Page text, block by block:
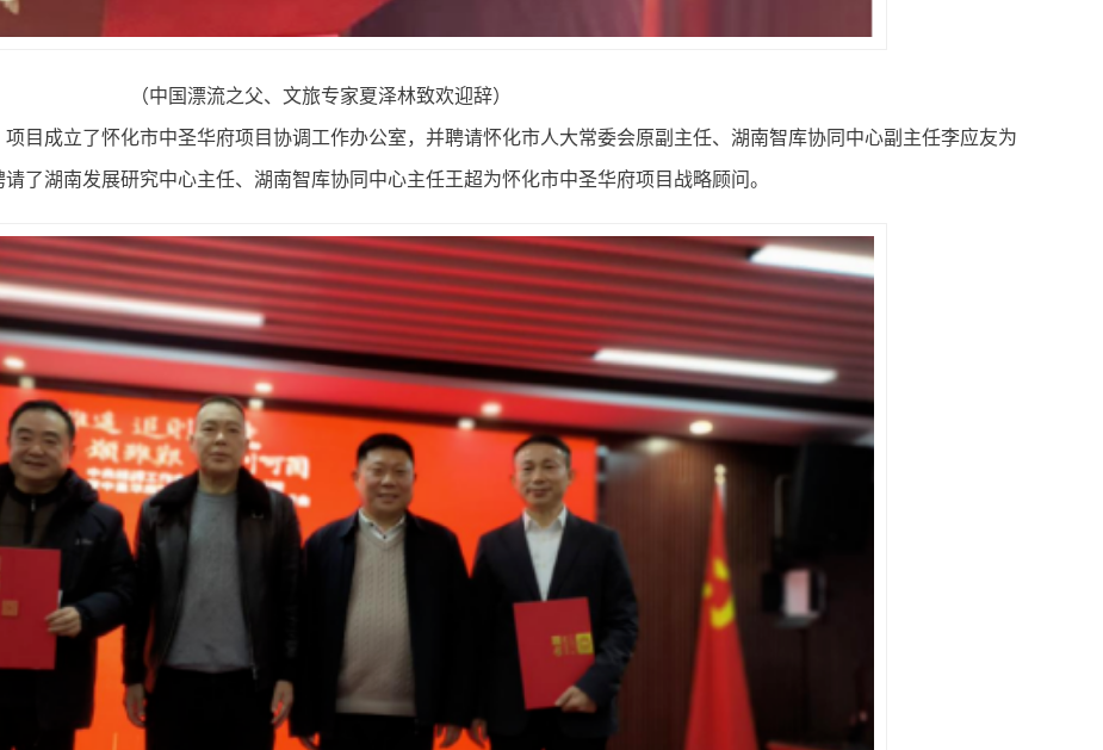
（中国漂流之父、文旅专家夏泽林致欢迎辞）
目成立了怀化市中圣华府项目协调工作办公室，并聘请怀化市人大常委会原副主任、湖南智库协同中心副主任李应友为
了湖南发展研究中心主任、湖南智库协同中心主任王超为怀化市中圣华府项目战略顾问。